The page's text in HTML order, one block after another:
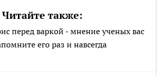
Читайте также:
перед варкой - мнение ученых вас
его раз и навсегда